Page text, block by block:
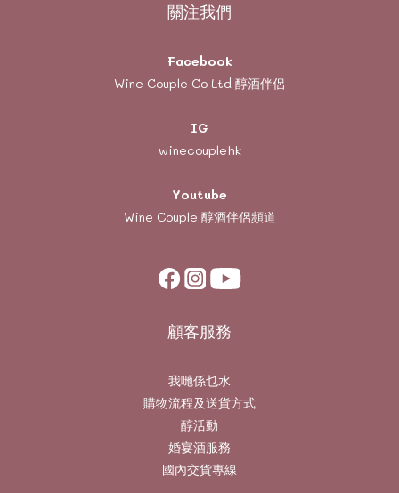
關注我們
Facebook
Wine Couple Co Ltd 醇酒伴侶
IG
winecouplehk
Youtube
Wine Couple 醇酒伴侶頻道
顧客服務
我哋係乜水
購物流程及送貨方式
醇活動
婚宴酒服務
國內交貨專線